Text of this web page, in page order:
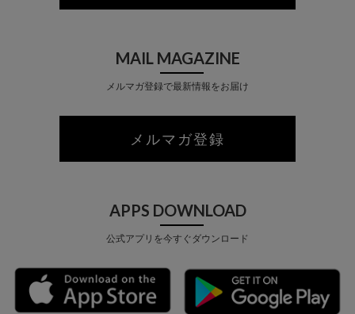
MAIL MAGAZINE
メルマガ登録で最新情報をお届け
メルマガ登録
APPS DOWNLOAD
公式アプリを今すぐダウンロード